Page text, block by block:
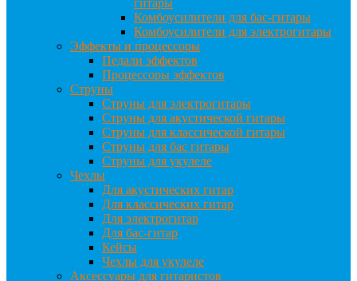
гитары
Комбоусилители для бас-гитары
Комбоусилители для электрогитары
Эффекты и процессоры
Педали эффектов
Процессоры эффектов
Струны
Струны для электрогитары
Струны для акустической гитары
Струны для классической гитары
Струны для бас гитары
Струны для укулеле
Чехлы
Для акустических гитар
Для классических гитар
Для электрогитар
Для бас-гитар
Кейсы
Чехлы для укулеле
Аксессуары для гитаристов